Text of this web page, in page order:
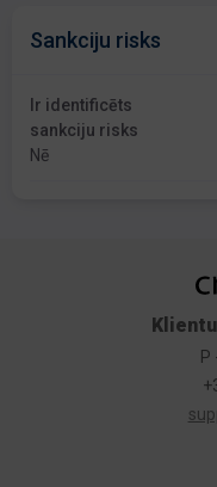
Sankciju risks
Ir identificēts
sankciju risks
Nē
P